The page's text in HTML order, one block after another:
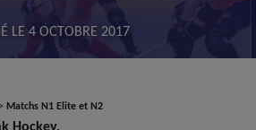
LE 4 OCTOBRE 2017
> Matchs N1 Elite et N2
Hockey,